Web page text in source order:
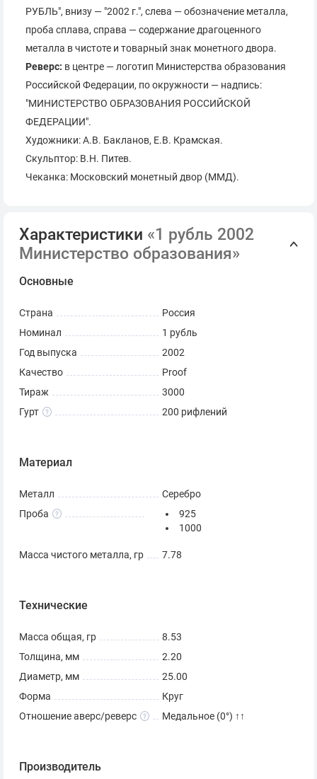
РУБЛЬ", внизу — "2002 г.", слева — обозначение металла,
проба сплава, справа — содержание драгоценного
металла в чистоте и товарный знак монетного двора.
Реверс: в центре — логотип Министерства образования
Российской Федерации, по окружности — надпись:
"МИНИСТЕРСТВО ОБРАЗОВАНИЯ РОССИЙСКОЙ
ФЕДЕРАЦИИ".
Художники: А.В. Бакланов, Е.В. Крамская.
Скульптор: В.Н. Питев.
Чеканка: Московский монетный двор (ММД).
Характеристики «1 рубль 2002
Министерство образования»
Основные
Страна
Россия
Номинал
1 рубль
Год выпуска
2002
Качество
Proof
Тираж
3000
Гурт
200 рифлений
Материал
Металл
Серебро
Проба
925
1000
Масса чистого металла, гр 7.78
Технические
Масса общая, гр
8.53
Толщина, мм
2.20
Диаметр, мм
25.00
Форма
Круг
Отношение аверс/реверс
Медальное (0°) ↑↑
Производитель